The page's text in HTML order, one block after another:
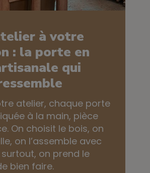
à votre
: la porte en
qui
atelier, chaque porte
à la main, pièce
On choisit le bois, on
on l’assemble avec
on prend le
bien faire.